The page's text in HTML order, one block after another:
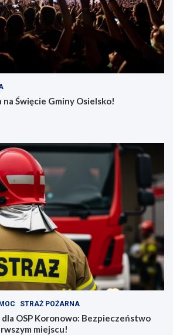
Święcie Gminy Osielsko!
STRAŻ POŻARNA
OSP Koronowo: Bezpieczeństwo
miejscu!